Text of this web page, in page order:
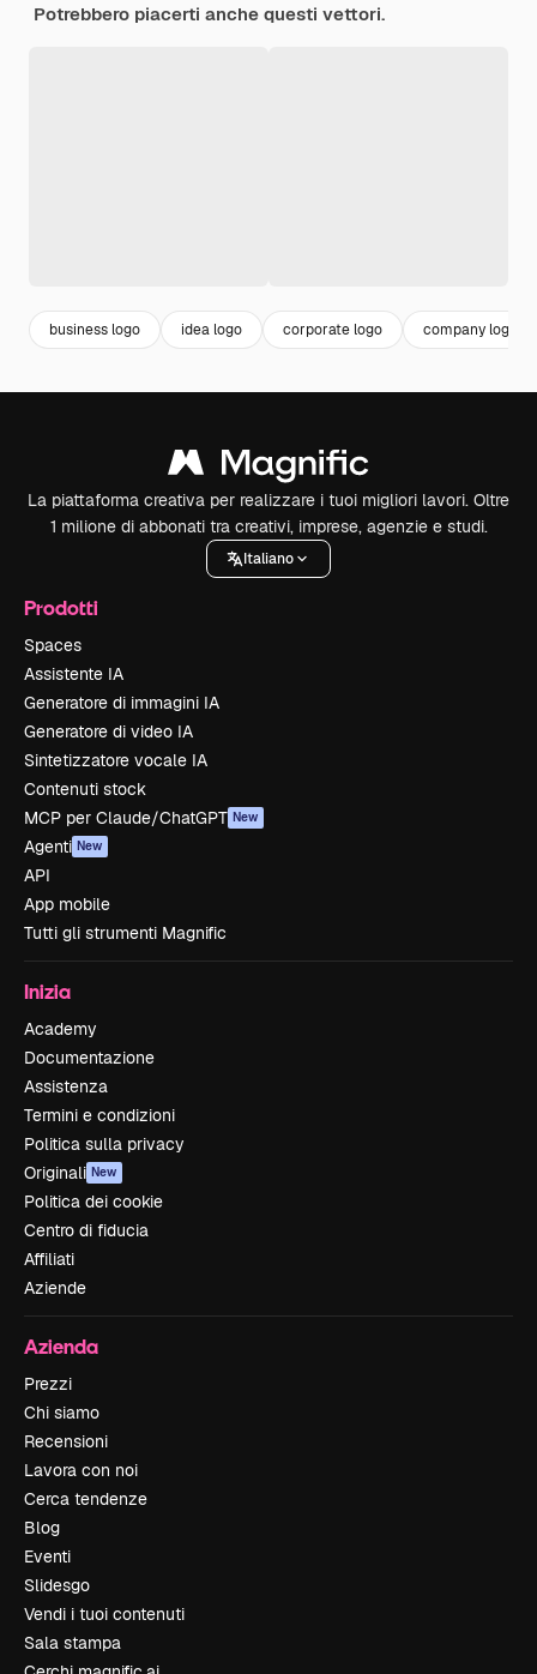
Potrebbero piacerti anche questi vettori.
business logo idea logo corporate logo company logo
La piattaforma creativa per realizzare i tuoi migliori lavori. Oltre
1 milione di abbonati tra creativi, imprese, agenzie e studi.
Italiano
Prodotti
Spaces
Assistente IA
Generatore di immagini IA
Generatore di video IA
Sintetizzatore vocale IA
Contenuti stock
MCP per Claude/ChatGPT New
Agenti New
API
App mobile
Tutti gli strumenti Magnific
Inizia
Academy
Documentazione
Assistenza
Termini e condizioni
Politica sulla privacy
Originali New
Politica dei cookie
Centro di fiducia
Affiliati
Aziende
Azienda
Prezzi
Chi siamo
Recensioni
Lavora con noi
Cerca tendenze
Blog
Eventi
Slidesgo
Vendi i tuoi contenuti
Sala stampa